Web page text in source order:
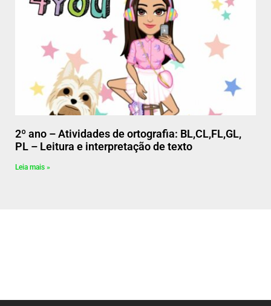
2º ano – Atividades de ortografia: BL,CL,FL,GL,
PL – Leitura e interpretação de texto
Leia mais »